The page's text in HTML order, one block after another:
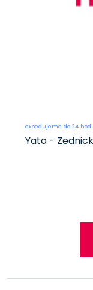
expedujeme do 24
Yato -